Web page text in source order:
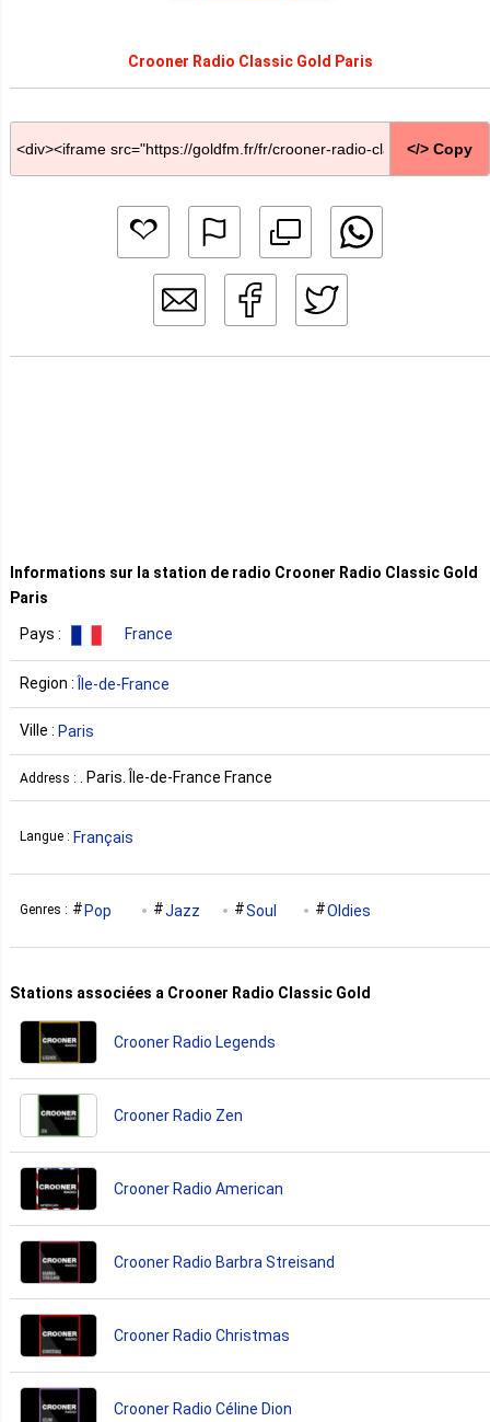
Crooner Radio Classic Gold Paris
</> Copy
Informations sur la station de radio Crooner Radio Classic Gold
Paris
Pays : France
Region : Île-de-France
Ville : Paris
Address : . Paris. Île-de-France France
Langue : Français
Genres : Pop Jazz Soul Oldies
Stations associées a Crooner Radio Classic Gold
Crooner Radio Legends
Crooner Radio Zen
Crooner Radio American
Crooner Radio Barbra Streisand
Crooner Radio Christmas
Crooner Radio Céline Dion